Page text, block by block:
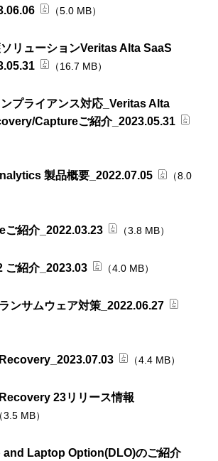
（5.0 MB）
リューションVeritas Alta SaaS
（16.7 MB）
プライアンス対応_Veritas Alta
Captureご紹介_2023.05.31
製品概要_2022.07.05
（8.0
紹介_2022.03.23 （3.8 MB）
ご紹介_2023.03 （4.0 MB）
ンサムウェア対策_2022.06.27
（4.4 MB）
23リリース情報
（3.5 MB）
Laptop Option(DLO)のご紹介